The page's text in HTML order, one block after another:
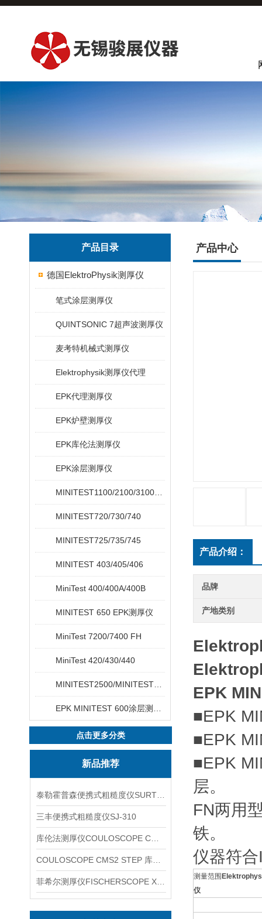
产品目录
德国ElektroPhysik测厚仪
笔式涂层测厚仪
QUINTSONIC 7超声波测厚仪
麦考特机械式测厚仪
Elektrophysik测厚仪代理
EPK代理测厚仪
EPK炉壁测厚仪
EPK库伦法测厚仪
EPK涂层测厚仪
MINITEST720/730/740
MINITEST725/735/745
MINITEST 403/405/406
MiniTest 400/400A/400B
MINITEST 650 EPK测厚仪
MiniTest 7200/7400 FH
MiniTest 420/430/440
点击更多分类
新品推荐
三丰便携式粗糙度仪SJ-310
产品中心
产品介绍：
品牌
产地类别
EPK
■EPK
■EPK
■EPK
层。
FN两用
铁。
仪器符
测量范围
仪